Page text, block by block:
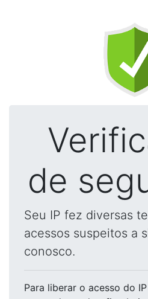
de
Seu IP fez diversas
acessos suspeitos a
conosco.
Para liberar o acesso do IP